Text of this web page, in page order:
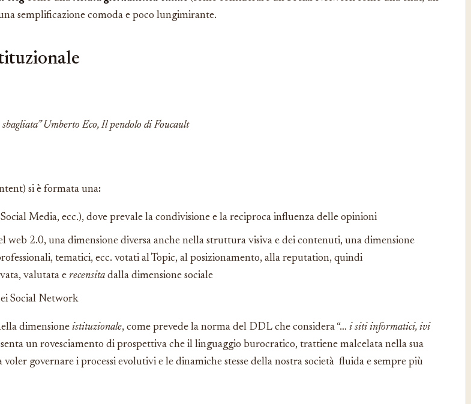
semplificazione comoda e poco lungimirante.
Umberto Eco, Il pendolo di Foucault
si è formata una:
Media, ecc.), dove prevale la condivisione e la reciproca influenza delle opinioni
web 2.0, una dimensione diversa anche nella struttura visiva e dei contenuti, una dimensione
tematici, ecc. votati al Topic, al posizionamento, alla reputation, quindi
valutata e recensita dalla dimensione sociale
Social Network
dimensione istituzionale, come prevede la norma del DDL che considera “… i siti informatici, ivi
un rovesciamento di prospettiva che il linguaggio burocratico, trattiene malcelata nella sua
governare i processi evolutivi e le dinamiche stesse della nostra società fluida e sempre più